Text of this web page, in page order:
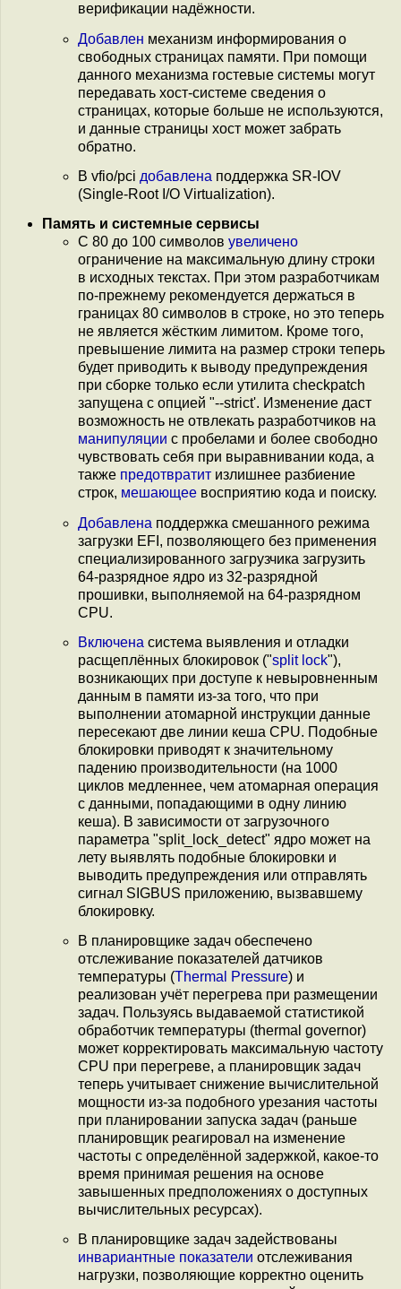
верификации надёжности.
Добавлен механизм информирования о
свободных страницах памяти. При помощи
данного механизма гостевые системы могут
передавать хост-системе сведения о
страницах, которые больше не используются,
и данные страницы хост может забрать
обратно.
В vfio/pci добавлена поддержка SR-IOV
(Single-Root I/O Virtualization).
Память и системные сервисы
C 80 до 100 символов увеличено
ограничение на максимальную длину строки
в исходных текстах. При этом разработчикам
по-прежнему рекомендуется держаться в
границах 80 символов в строке, но это теперь
не является жёстким лимитом. Кроме того,
превышение лимита на размер строки теперь
будет приводить к выводу предупреждения
при сборке только если утилита checkpatch
запущена с опцией "--strict'. Изменение даст
возможность не отвлекать разработчиков на
манипуляции с пробелами и более свободно
чувствовать себя при выравнивании кода, а
также предотвратит излишнее разбиение
строк, мешающее восприятию кода и поиску.
Добавлена поддержка смешанного режима
загрузки EFI, позволяющего без применения
специализированного загрузчика загрузить
64-разрядное ядро из 32-разрядной
прошивки, выполняемой на 64-разрядном
CPU.
Включена система выявления и отладки
расщеплённых блокировок ("split lock"),
возникающих при доступе к невыровненным
данным в памяти из-за того, что при
выполнении атомарной инструкции данные
пересекают две линии кеша CPU. Подобные
блокировки приводят к значительному
падению производительности (на 1000
циклов медленнее, чем атомарная операция
с данными, попадающими в одну линию
кеша). В зависимости от загрузочного
параметра "split_lock_detect" ядро может на
лету выявлять подобные блокировки и
выводить предупреждения или отправлять
сигнал SIGBUS приложению, вызвавшему
блокировку.
В планировщике задач обеспечено
отслеживание показателей датчиков
температуры (Thermal Pressure) и
реализован учёт перегрева при размещении
задач. Пользуясь выдаваемой статистикой
обработчик температуры (thermal governor)
может корректировать максимальную частоту
CPU при перегреве, а планировщик задач
теперь учитывает снижение вычислительной
мощности из-за подобного урезания частоты
при планировании запуска задач (раньше
планировщик реагировал на изменение
частоты с определённой задержкой, какое-то
время принимая решения на основе
завышенных предположениях о доступных
вычислительных ресурсах).
В планировщике задач задействованы
инвариантные показатели отслеживания
нагрузки, позволяющие корректно оценить